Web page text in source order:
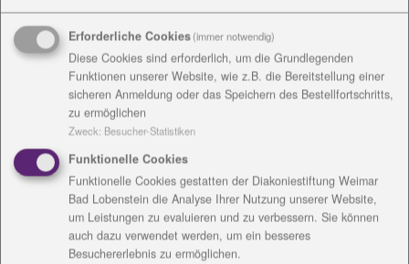
Die Spannung steigt: Nach ihrem Thüringen-Sieg im
steht Caroline Plickert im Bundesfinale. Bis zum 30.
Oktober kann online unterwww.pflegeprofis.defür
die Weimarerin abgestimmt werden.
Caroline Plickert ist Gesundheits- und
Erforderliche Cookies(immer notwendig)
Diese Cookies sind erforderlich, um die Grundlegenden
Funktionen unserer Website, wie z.B. die Bereitstellung einer
sicheren Anmeldung oder das Speichern des Bestellfortschritts,
zu ermöglichen
Zweck: Besucher-Statistiken
Funktionelle Cookies
Funktionelle Cookies gestatten der Diakoniestiftung Weimar
Bad Lobenstein die Analyse Ihrer Nutzung unserer Website,
um Leistungen zu evaluieren und zu verbessern. Sie können
auch dazu verwendet werden, um ein besseres
Besuchererlebnis zu ermöglichen.